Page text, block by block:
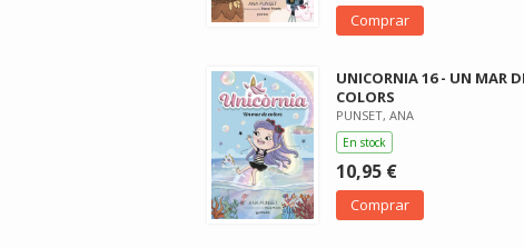
Comprar
UNICORNIA 16 - UN MAR
COLORS
PUNSET, ANA
En stock
10,95 €
Comprar